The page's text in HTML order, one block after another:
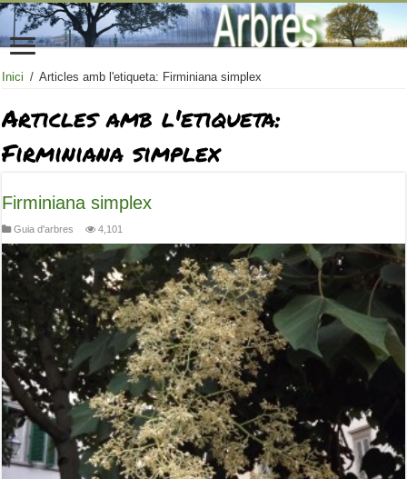
Inici / Articles amb l'etiqueta: Firminiana simplex
Articles amb l'etiqueta:
Firminiana simplex
Firminiana simplex
Guia d'arbres 4,101